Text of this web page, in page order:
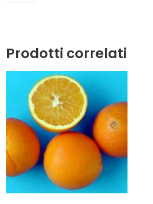
Prodotti correlati